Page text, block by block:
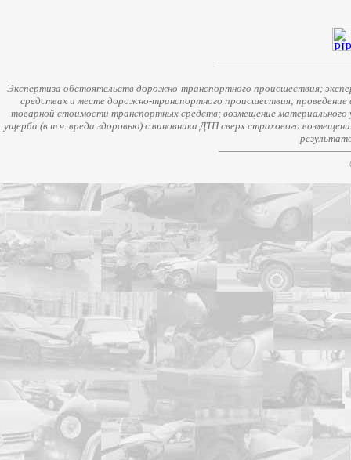
Экспертиза обстоятельств дорожно-транспортного происшествия;
средствах и месте дорожно-транспортного происшествия;
товарной стоимости транспортных средств; возмещение
ущерба (в т.ч. вреда здоровью) с виновника ДТП сверх страхового